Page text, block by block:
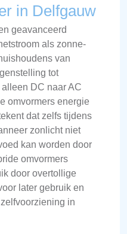
in Delfgauw
geavanceerd
als zonne-
van
tot
DC naar AC
omvormers energie
dat zelfs tijdens
zonlicht niet
kan worden door
omvormers
door overtollige
later gebruik en
in